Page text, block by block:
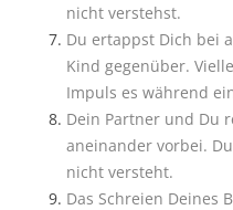
nicht verstehst.
Du ertappst Dich bei
Kind gegenüber.
Impuls es während
Dein Partner und Du
aneinander vorbei.
nicht versteht.
Das Schreien Deines